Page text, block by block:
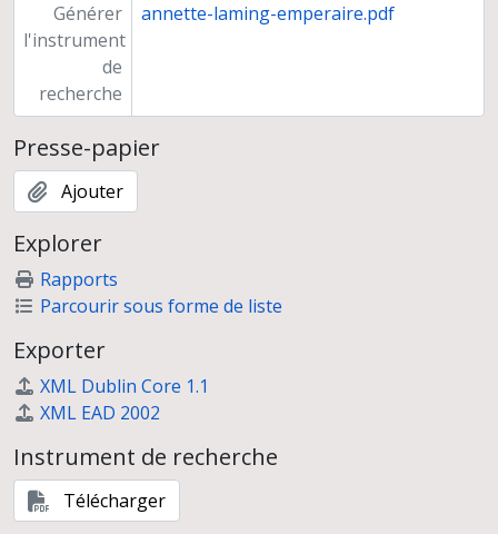
Générer
l'instrument
de
recherche
annette-laming-emperaire.pdf
Presse-papier
Ajouter
Explorer
Rapports
Parcourir sous forme de liste
Exporter
XML Dublin Core 1.1
XML EAD 2002
Instrument de recherche
Télécharger